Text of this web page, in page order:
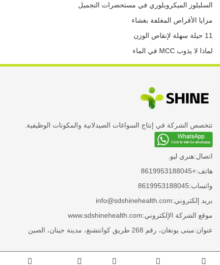
السليلوز الميكروبلوري في مستحضرات التجميل
مزايا الأقراص المغلفة بغشاء
11 حيلة سهلة لإنقاص الوزن
لماذا لا يذوب MCC في الماء
تتخصص الشركة في إنتاج السواغات الصيدلانية والمكونات الوظيفية.
اتصال:هنري ليو.
هاتف:+8619953188045
واتساب:8619953188045
بريد إلكتروني:info@sdshinehealth.com
موقع الشركة الإلكتروني:www.sdshinehealth.com
عنوان:مبنى يونغان، رقم 268 طريق كوانتشنغ، مدينة جينان، الصين